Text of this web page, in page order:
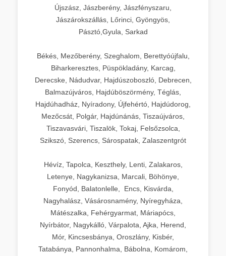
Újszász, Jászberény, Jászfényszaru,
Jászárokszállás, Lőrinci, Gyöngyös,
Pásztó,Gyula, Sarkad
Békés, Mezőberény, Szeghalom, Berettyóújfalu,
Biharkeresztes, Püspökladány, Karcag,
Derecske, Nádudvar, Hajdúszoboszló, Debrecen,
Balmazújváros, Hajdúböszörmény, Téglás,
Hajdúhadház, Nyíradony, Újfehértó, Hajdúdorog,
Mezőcsát, Polgár, Hajdúnánás, Tiszaújváros,
Tiszavasvári, Tiszalök, Tokaj, Felsőzsolca,
Szikszó, Szerencs, Sárospatak, Zalaszentgrót
Hévíz, Tapolca, Keszthely, Lenti, Zalakaros,
Letenye, Nagykanizsa, Marcali, Böhönye,
Fonyód, Balatonlelle, Encs, Kisvárda,
Nagyhalász, Vásárosnamény, Nyíregyháza,
Mátészalka, Fehérgyarmat, Máriapócs,
Nyírbátor, Nagykálló, Várpalota, Ajka, Herend,
Mór, Kincsesbánya, Oroszlány, Kisbér,
Tatabánya, Pannonhalma, Bábolna, Komárom,